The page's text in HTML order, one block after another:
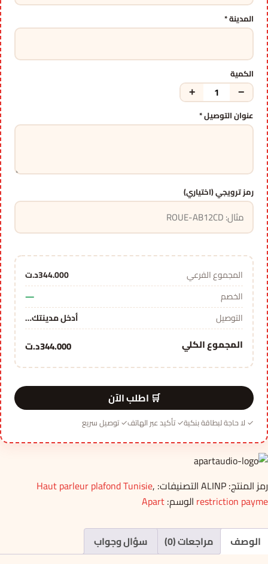
المدينة *
الكمية
−
+
عنوان التوصيل *
رمز ترويجي (اختياري)
المجموع الفرعي 344.000د.ت
الخصم
—
التوصيل
أدخل مدينتك…
المجموع الكلي 344.000د.ت
🛒 اطلب الآن
✓ لا حاجة لبطاقة بنكية✓ تأكيد عبر الهاتف✓ توصيل سريع
رمز المنتج:ALINPالتصنيفات: Haut parleur plafond Tunisie,
restriction payme الوسم:Apart
الوصف مراجعات (0) سؤال وجواب